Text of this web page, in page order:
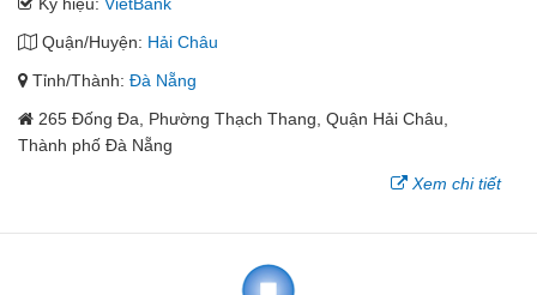
Ký hiệu: VietBank
Quận/Huyện: Hải Châu
Tỉnh/Thành: Đà Nẵng
265 Đống Đa, Phường Thạch Thang, Quận Hải Châu,
Thành phố Đà Nẵng
Xem chi tiết